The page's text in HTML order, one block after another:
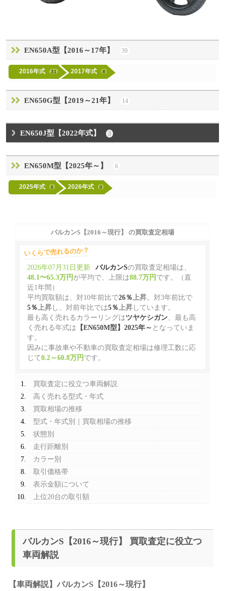
EN650A型【2016～17年】 39
2016年式 31 2017年式 8
EN650G型【2019～21年】 14
EN650J型【2022年式】 3
EN650M型【2025年～】 6
2025年式 6 2026年式 0
バルカンS【2016～現行】 の買取査定相場
いくらで売れるのか？
2026年07月31日更新 バルカンSの買取査定相場は、
48.1〜65.3万円 が平均で、上限は88.7万円 です。（直
近1年間）
平均買取額は、対10年前比で26％上昇。対3年前比で
5％上昇し、対前年比では5％上昇しています。
最も高く売れるカラーリングはツヤケシガン、最も高
く売れる年式は 【EN650M型】2025年～ となっていま
す。
因みに事故車や不動車の買取査定相場は修理工数に応
じて0.2～60.8万円 です。
買取査定に役立つ車両解説
高く売れる型式・年式
買取相場の推移
型式・年式別｜買取相場の推移
状態別
走行距離別
カラー別
取引価格帯
表示金額について
上位20台の取引額
バルカンS【2016～現行】 買取査定に役立つ
車両解説
【車両解説】バルカンS【2016～現行】